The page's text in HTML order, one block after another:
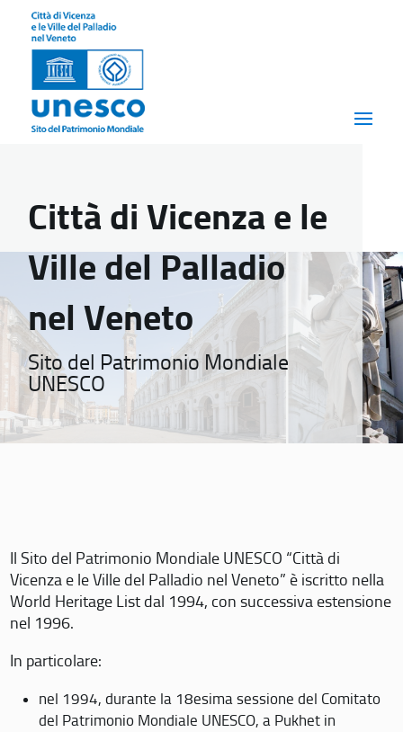
Città di Vicenza e le
Ville del Palladio
nel Veneto
Sito del Patrimonio Mondiale
UNESCO
Il Sito del Patrimonio Mondiale UNESCO “Città di
Vicenza e le Ville del Palladio nel Veneto” è iscritto nella
World Heritage List dal 1994, con successiva estensione
nel 1996.
In particolare:
nel 1994, durante la 18esima sessione del Comitato
del Patrimonio Mondiale UNESCO, a Pukhet in